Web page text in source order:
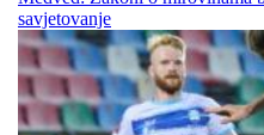
savjetovanje